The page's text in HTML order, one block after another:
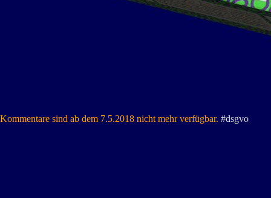
Kommentare sind ab dem 7.5.2018 nicht mehr verfügbar. #dsgvo